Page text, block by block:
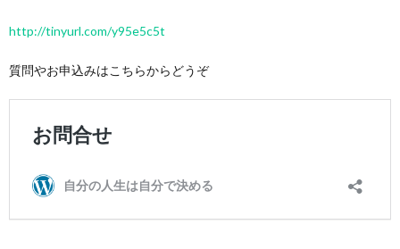
http://tinyurl.com/y95e5c5t
質問やお申込みはこちらからどうぞ